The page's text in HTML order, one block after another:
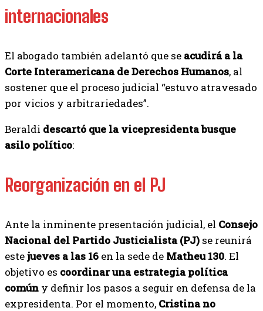
internacionales
El abogado también adelantó que se acudirá a la
Corte Interamericana de Derechos Humanos, al
sostener que el proceso judicial “estuvo atravesado
por vicios y arbitrariedades”.
Beraldi descartó que la vicepresidenta busque
asilo político:
Reorganización en el PJ
Ante la inminente presentación judicial, el Consejo
Nacional del Partido Justicialista (PJ) se reunirá
estejueves a las 16 en la sede de Matheu 130. El
objetivo es coordinar una estrategia política
común y definir los pasos a seguir en defensa de la
expresidenta. Por el momento, Cristina no